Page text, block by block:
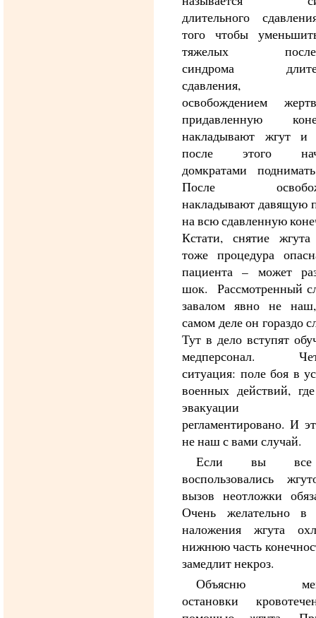
длительного
того чтобы
тяжелых
синдрома
сдавления,
освобождением
придавленную
накладывают жгут и
после этого
домкратами
После
накладывают давящую
на всю сдавленную
Кстати, снятие
тоже процедура
пациента – может
шок. Рассмотренный
завалом явно не
самом деле он гораздо
Тут в дело вступят
медперсонал.
ситуация: поле боя в
военных действий,
эвакуации
регламентировано. И
не наш с вами случай.
Если вы
воспользовались
вызов неотложки
Очень желательно в
наложения жгута
нижнюю часть
замедлит некроз.
Объясню
остановки